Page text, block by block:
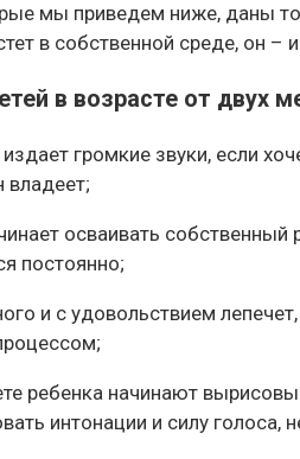
мы приведем ниже, даны
в собственной среде, он –
в возрасте от двух
громкие звуки, если
владеет;
осваивать
постоянно;
и с удовольствием лепечет,
ребенка начинают
интонации и силу голоса,